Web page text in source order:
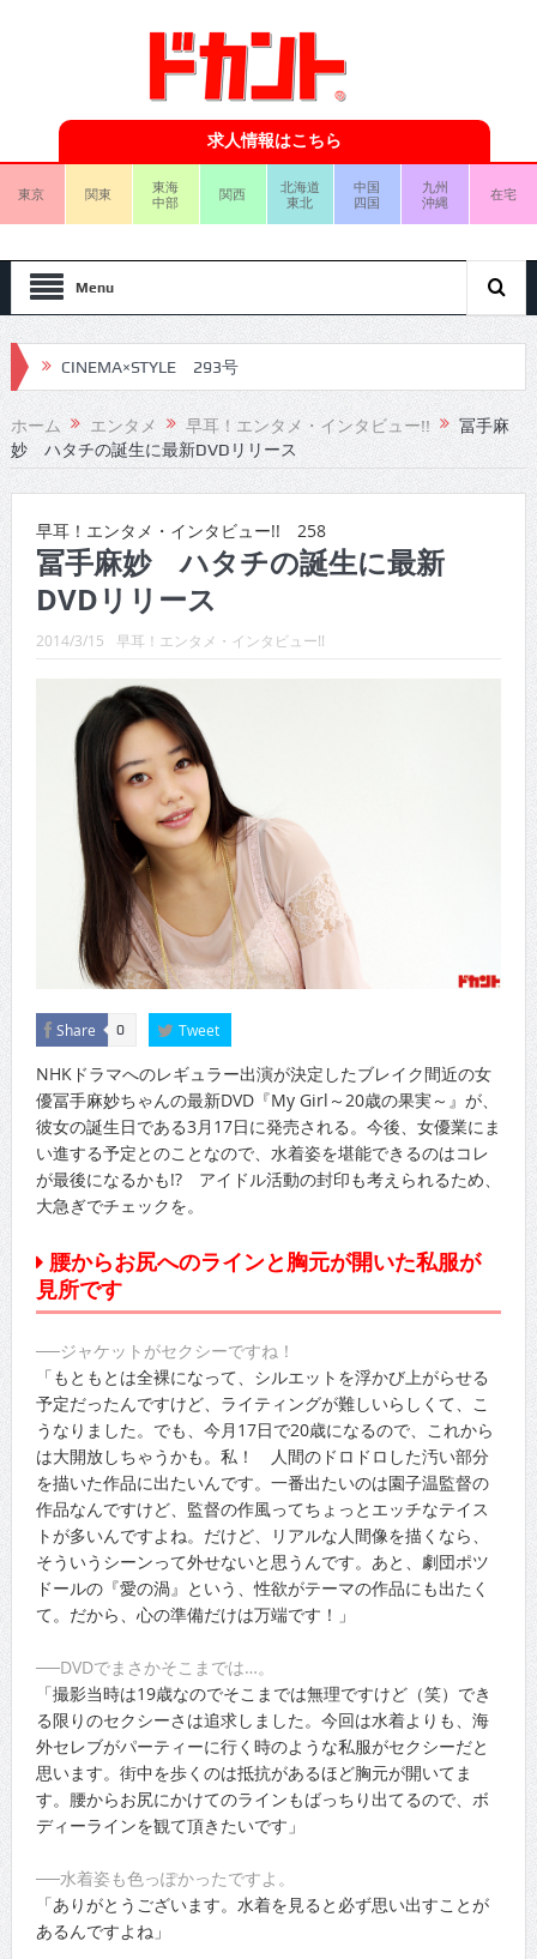
求人情報はこちら
東京 関東
東海
中部
関西
北海道
東北
中国
四国
九州
沖縄
在宅
Menu
CINEMA×STYLE 293号
CINEMA×STYLE 292号
CINEMA×STYLE 291号
CINEMA×STYLE 289号
CINEMA×STYLE 288号
CINEMA×STYLE 287号
CINEMA×STYLE 286号
CINEMA×STYLE 285号
CINEMA×STYLE 294号
ホーム エンタメ 早耳！エンタメ・インタビュー!!
冨手麻
妙 ハタチの誕生に最新DVDリリース
早耳！エンタメ・インタビュー!! 258
冨手麻妙 ハタチの誕生に最新
DVDリリース
2014/3/15 早耳！エンタメ・インタビュー!!
Share 0 Tweet
NHKドラマへのレギュラー出演が決定したブレイク間近の女
優冨手麻妙ちゃんの最新DVD『My Girl～20歳の果実～』が、
彼女の誕生日である3月17日に発売される。今後、女優業にま
い進する予定とのことなので、水着姿を堪能できるのはコレ
が最後になるかも!? アイドル活動の封印も考えられるため、
大急ぎでチェックを。
腰からお尻へのラインと胸元が開いた私服が
見所です
──ジャケットがセクシーですね！
「もともとは全裸になって、シルエットを浮かび上がらせる
予定だったんですけど、ライティングが難しいらしくて、こ
うなりました。でも、今月17日で20歳になるので、これから
は大開放しちゃうかも。私！ 人間のドロドロした汚い部分
を描いた作品に出たいんです。一番出たいのは園子温監督の
作品なんですけど、監督の作風ってちょっとエッチなテイス
トが多いんですよね。だけど、リアルな人間像を描くなら、
そういうシーンって外せないと思うんです。あと、劇団ポツ
ドールの『愛の渦』という、性欲がテーマの作品にも出たく
て。だから、心の準備だけは万端です！」
──DVDでまさかそこまでは…。
「撮影当時は19歳なのでそこまでは無理ですけど（笑）でき
る限りのセクシーさは追求しました。今回は水着よりも、海
外セレブがパーティーに行く時のような私服がセクシーだと
思います。街中を歩くのは抵抗があるほど胸元が開いてま
す。腰からお尻にかけてのラインもばっちり出てるので、ボ
ディーラインを観て頂きたいです」
──水着姿も色っぽかったですよ。
「ありがとうございます。水着を見ると必ず思い出すことが
あるんですよね」